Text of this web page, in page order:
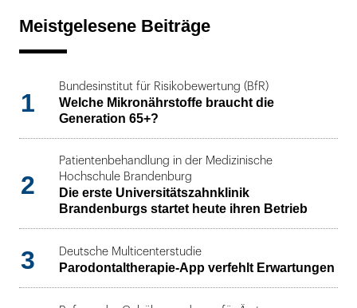
Meistgelesene Beiträge
1
Bundesinstitut für Risikobewertung (BfR)
Welche Mikronährstoffe braucht die
Generation 65+?
2
Patientenbehandlung in der Medizinische
Hochschule Brandenburg
Die erste Universitätszahnklinik
Brandenburgs startet heute ihren Betrieb
3 Deutsche Multicenterstudie
Parodontaltherapie-App verfehlt Erwartungen